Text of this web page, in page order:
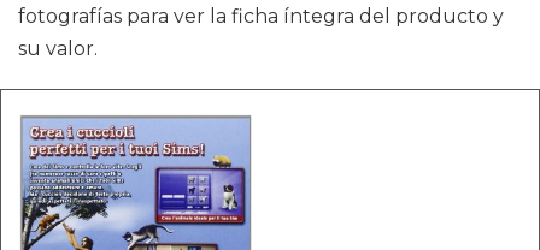
fotografías para ver la ficha íntegra del producto y
su valor.